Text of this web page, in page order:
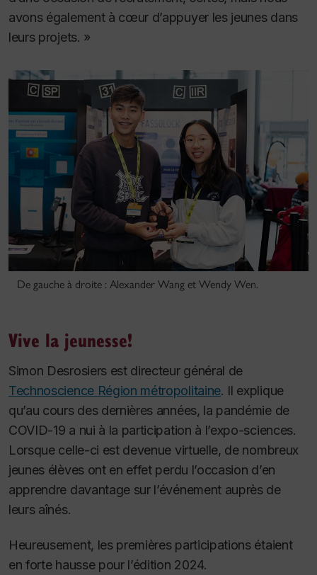
avons également à cœur d’appuyer les jeunes dans
leurs projets. »
De gauche à droite : Alexander Wang et Wendy Wen.
Vive la jeunesse!
Simon Desrosiers est directeur général de
Technoscience Région métropolitaine. Il explique
qu’au cours des dernières années, la pandémie de
COVID-19 a nui à la participation à l’expo-sciences.
Lorsque celle-ci est devenue virtuelle, de nombreux
jeunes élèves ont en effet perdu l’occasion d’en
apprendre davantage sur l’événement auprès de
leurs aînés.
Heureusement, les premières participations étaient
en forte hausse pour l’édition 2024.